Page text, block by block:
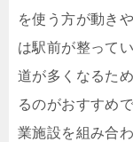
を使う方が動き
は駅前が整って
道が多くなるた
るのがおすすめ
業施設を組み合